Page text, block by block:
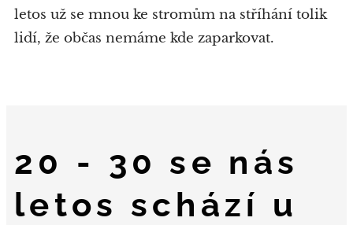
letos už se mnou ke stromům na stříhání tolik
lidí, že občas nemáme kde zaparkovat.
20 - 30 se nás
letos schází u